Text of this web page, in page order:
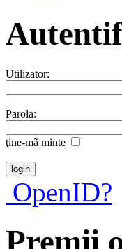
Utilizator:
Parola:
ţine-mã minte
OpenID?
Premii